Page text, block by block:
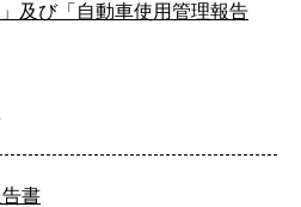
及び「自動車使用管理報告
書